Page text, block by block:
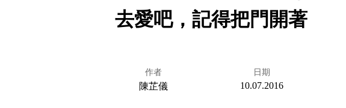
去愛吧，記得把門開著
作者
陳芷儀
日期
10.07.2016